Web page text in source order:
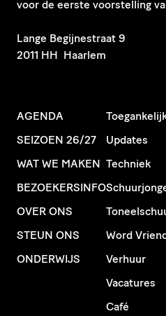
voor de eerste voorstelling
​Lange Begijnestraat 9
2011 HH Haarlem
AGENDA
SEIZOEN 26/27
WAT WE MAKEN
BEZOEKERSINFO
OVER ONS
STEUN ONS
ONDERWIJS
Updates
Techniek
Word
Verhuur
Vacatures
Café